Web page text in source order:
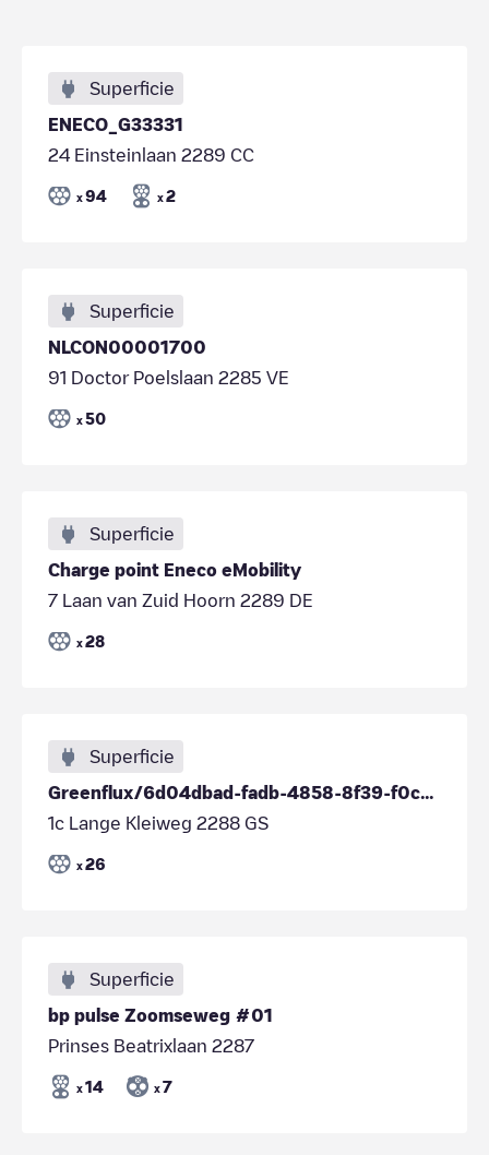
Superficie
ENECO_G33331
24 Einsteinlaan 2289 CC
x 94 x 2
Superficie
NLCON00001700
91 Doctor Poelslaan 2285 VE
x 50
Superficie
Charge point Eneco eMobility
7 Laan van Zuid Hoorn 2289 DE
x 28
Superficie
Greenflux/6d04dbad-fadb-4858-8f39-f0cc9da16608
1c Lange Kleiweg 2288 GS
x 26
Superficie
bp pulse Zoomseweg #01
Prinses Beatrixlaan 2287
x 14 x 7